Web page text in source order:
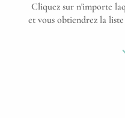
Cliquez sur n'importe
et vous obtiendrez la